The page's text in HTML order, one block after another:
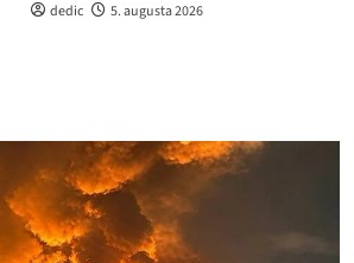
dedic 5. augusta 2026